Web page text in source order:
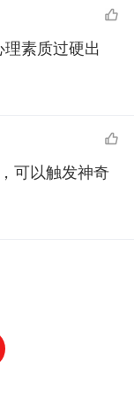
素质过硬出
可以触发神奇